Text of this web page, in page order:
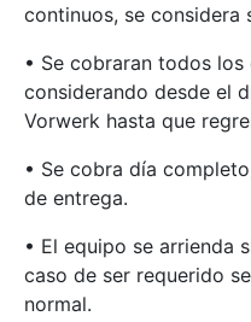
continuos, se considera
• Se cobraran todos
considerando desde el
Vorwerk hasta que
• Se cobra día
de entrega.
• El equipo se arrienda
caso de ser requerido
normal.